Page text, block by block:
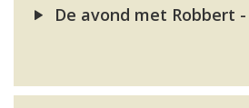
De avond met Robbert